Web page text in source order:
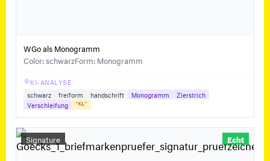
WGo als Monogramm
Color: schwarzForm: Monogramm
KI-ANALYSE
schwarz
freiform handschrift Monogramm
Zierstrich
Verschleifung
"KL"
Signature Echt